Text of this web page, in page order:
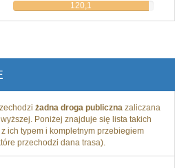
120,1
żadna droga publiczna zaliczana
Poniżej znajduje się lista takich
ich typem i kompletnym przebiegiem
przechodzi dana trasa).